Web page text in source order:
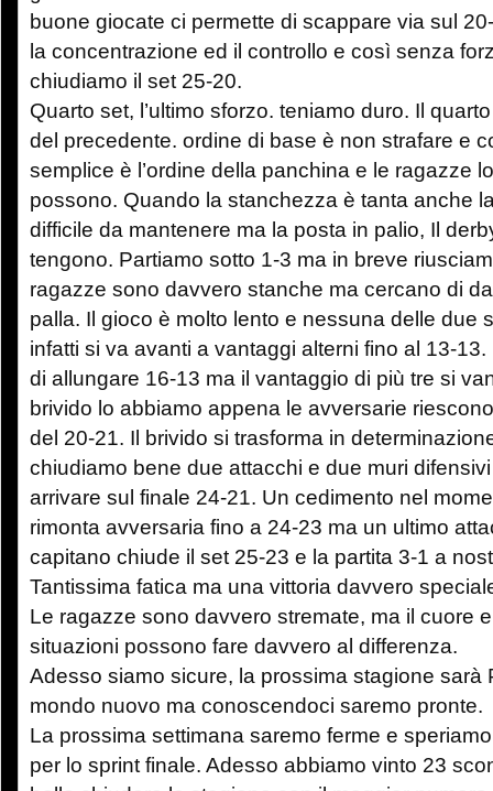
buone giocate ci permette di scappare via sul
la concentrazione ed il controllo e così senza
chiudiamo il set 25-20.
Quarto set, l’ultimo sforzo. teniamo duro. Il
del precedente. ordine di base è non strafare e
semplice è l’ordine della panchina e le ragazze
possono. Quando la stanchezza è tanta anche
difficile da mantenere ma la posta in palio, Il
tengono. Partiamo sotto 1-3 ma in breve
ragazze sono davvero stanche ma cercano di
palla. Il gioco è molto lento e nessuna delle due
infatti si va avanti a vantaggi alterni fino al 13-
di allungare 16-13 ma il vantaggio di più tre si
brivido lo abbiamo appena le avversarie
del 20-21. Il brivido si trasforma in
chiudiamo bene due attacchi e due muri
arrivare sul finale 24-21. Un cedimento nel
rimonta avversaria fino a 24-23 ma un ultimo
capitano chiude il set 25-23 e la partita 3-1 a
Tantissima fatica ma una vittoria davvero
Le ragazze sono davvero stremate, ma il cuore
situazioni possono fare davvero al differenza.
Adesso siamo sicure, la prossima stagione sarà
mondo nuovo ma conoscendoci saremo pronte.
La prossima settimana saremo ferme e
per lo sprint finale. Adesso abbiamo vinto 23